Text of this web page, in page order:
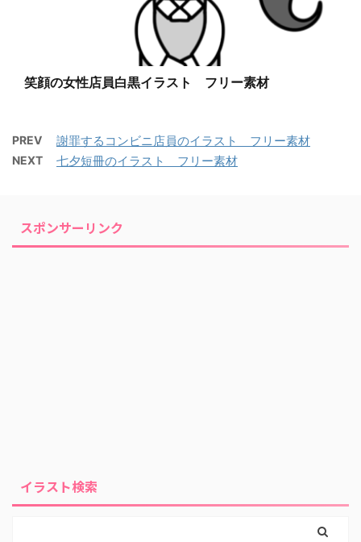
笑顔の女性店員白黒イラスト フリー素材
PREV 謝罪するコンビニ店員のイラスト フリー素材
NEXT 七夕短冊のイラスト フリー素材
スポンサーリンク
イラスト検索